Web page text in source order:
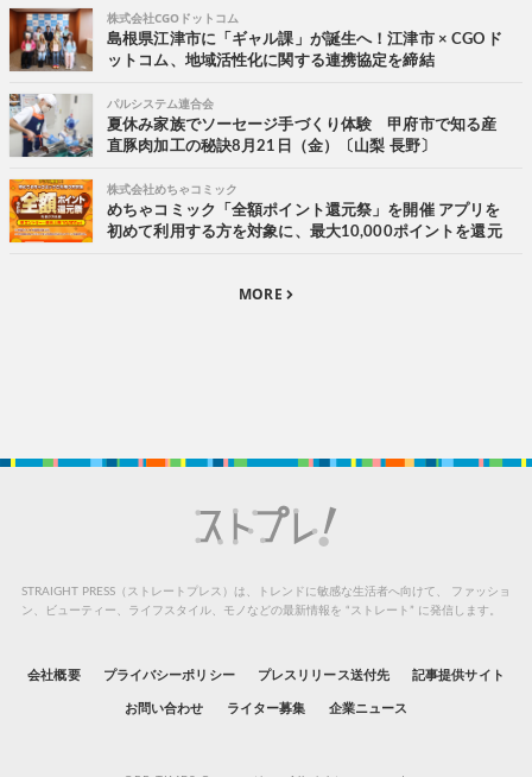
株式会社CGOドットコム
島根県江津市に「ギャル課」が誕生へ！江津市 × CGOド
ットコム、地域活性化に関する連携協定を締結
パルシステム連合会
夏休み家族でソーセージ手づくり体験 甲府市で知る産
直豚肉加工の秘訣8月21日（金）〔山梨 長野〕
株式会社めちゃコミック
めちゃコミック「全額ポイント還元祭」を開催 アプリを
初めて利用する方を対象に、最大10,000ポイントを還元
MORE
STRAIGHT PRESS（ストレートプレス）は、トレンドに敏感な生活者へ向けて、
ファッショ
ン、ビューティー、ライフスタイル、モノなどの最新情報を “ストレート” に発信します。
会社概要 プライバシーポリシー プレスリリース送付先 記事提供サイト
お問い合わせ ライター募集 企業ニュース